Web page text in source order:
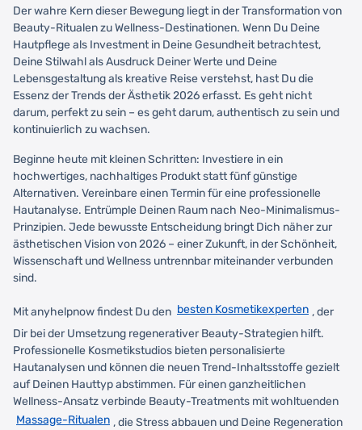
Der wahre Kern dieser Bewegung liegt in der Transformation von
Beauty-Ritualen zu Wellness-Destinationen. Wenn Du Deine
Hautpflege als Investment in Deine Gesundheit betrachtest,
Deine Stilwahl als Ausdruck Deiner Werte und Deine
Lebensgestaltung als kreative Reise verstehst, hast Du die
Essenz der Trends der Ästhetik 2026 erfasst. Es geht nicht
darum, perfekt zu sein – es geht darum, authentisch zu sein und
kontinuierlich zu wachsen.
Beginne heute mit kleinen Schritten: Investiere in ein
hochwertiges, nachhaltiges Produkt statt fünf günstige
Alternativen. Vereinbare einen Termin für eine professionelle
Hautanalyse. Entrümple Deinen Raum nach Neo-Minimalismus-
Prinzipien. Jede bewusste Entscheidung bringt Dich näher zur
ästhetischen Vision von 2026 – einer Zukunft, in der Schönheit,
Wissenschaft und Wellness untrennbar miteinander verbunden
sind.
Mit anyhelpnow findest Du den besten Kosmetikexperten , der
Dir bei der Umsetzung regenerativer Beauty-Strategien hilft.
Professionelle Kosmetikstudios bieten personalisierte
Hautanalysen und können die neuen Trend-Inhaltsstoffe gezielt
auf Deinen Hauttyp abstimmen. Für einen ganzheitlichen
Wellness-Ansatz verbinde Beauty-Treatments mit wohltuenden
Massage-Ritualen , die Stress abbauen und Deine Regeneration